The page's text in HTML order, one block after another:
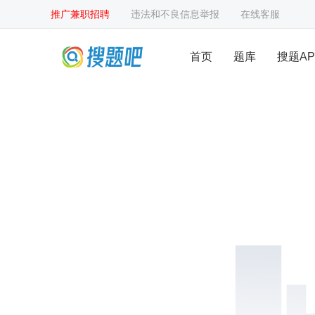
推广兼职招聘 违法和不良信息举报 在线客服
首页 题库 搜题